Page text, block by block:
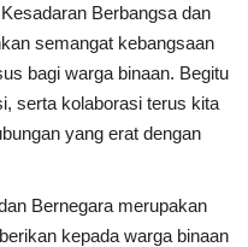
Berbangsa dan
semangat kebangsaan
bagi warga binaan. Begitu
serta kolaborasi terus kita
yang erat dengan
Bernegara merupakan
kepada warga binaan